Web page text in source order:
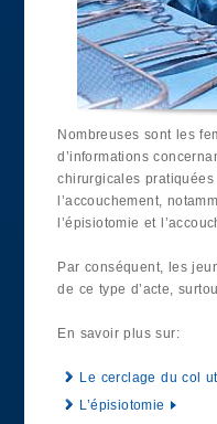
Nombreuses sont les
d’informations
chirurgicales
l’accouchement,
l’épisiotomie et
Par conséquent, les
de ce type d’acte,
En savoir plus sur:
Le cerclage du col
L’épisiotomie